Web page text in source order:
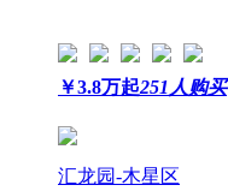
￥3.8万起251人购买
汇龙园-木星区